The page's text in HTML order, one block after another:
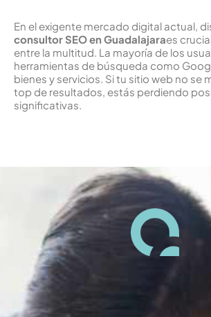
En el exigente mercado digital actual,
consultor SEO en Guadalajaraes
entre la multitud. La mayoría de los
herramientas de búsqueda como
bienes y servicios. Si tu sitio web no se
top de resultados, estás perdiendo
significativas.